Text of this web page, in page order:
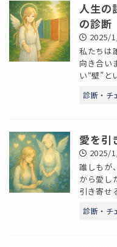
人生の
の診断
2025/
私たちは
向き合い
い“壁”と
診断・チ
愛を引
2025/
誰しもが
から愛し
引き寄せ
診断・チ